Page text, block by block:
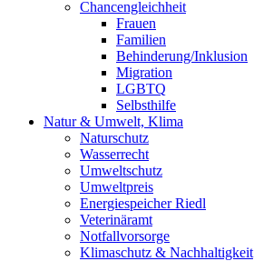
Chancengleichheit
Frauen
Familien
Behinderung/Inklusion
Migration
LGBTQ
Selbsthilfe
Natur & Umwelt, Klima
Naturschutz
Wasserrecht
Umweltschutz
Umweltpreis
Energiespeicher Riedl
Veterinäramt
Notfallvorsorge
Klimaschutz & Nachhaltigkeit